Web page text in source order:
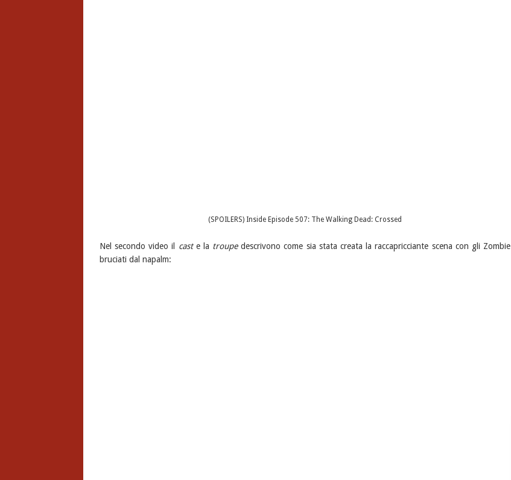
(SPOILERS) Inside Episode 507: The Walking Dead: Crossed
Nel secondo video il caste la troupedescrivono come sia stata creata la raccapricciante scena con gli Zombie
bruciati dal napalm: